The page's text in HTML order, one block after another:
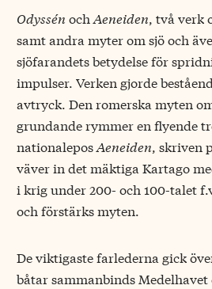
Odyssén och Aeneiden , två verk
samt andra myter om sjö och
sjöfarandets betydelse för
impulser. Verken gjorde
avtryck. Den romerska myten
grundande rymmer en flyende
nationalepos Aeneiden , skriven
väver in det mäktiga Kartago
i krig under 200- och 100-talet
och förstärks myten.
De viktigaste farlederna gick
båtar sammanbinds Medelhavet